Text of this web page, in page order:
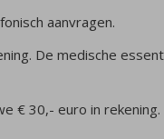
aanvragen.
De medische
€ 30,- euro in rekening.